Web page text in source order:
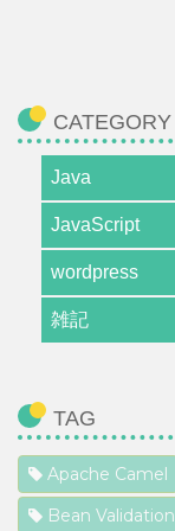
CATEGORY
Java
JavaScript
wordpress
雑記
TAG
Apache Camel
Bean Validation